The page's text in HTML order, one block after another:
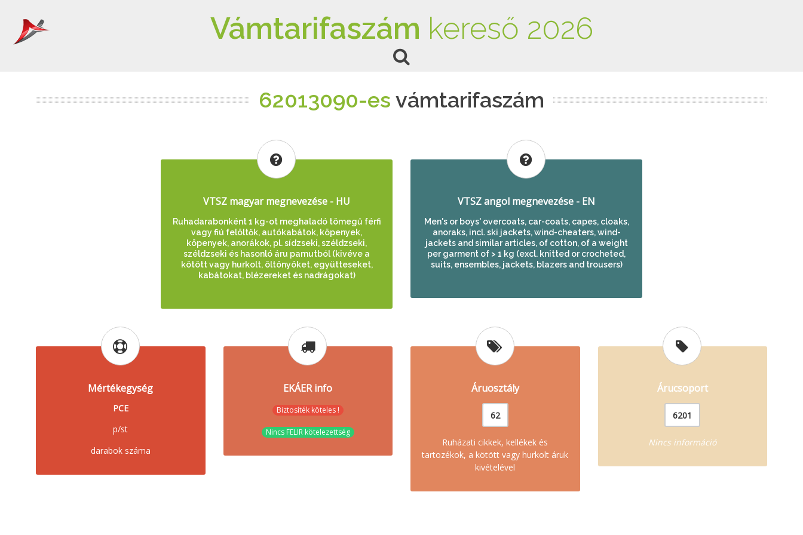
Vámtarifaszám kereső 2026
62013090-es vámtarifaszám
VTSZ magyar megnevezése - HU
Ruhadarabonként 1 kg-ot meghaladó tömegű férfi
vagy fiú felöltők, autókabátok, köpenyek,
köpenyek, anorákok, pl. sídzseki, széldzseki,
széldzseki és hasonló áru pamutból (kivéve a
kötött vagy hurkolt, öltönyöket, együtteseket,
kabátokat, blézereket és nadrágokat)
VTSZ angol megnevezése - EN
Men's or boys' overcoats, car-coats, capes, cloaks,
anoraks, incl. ski jackets, wind-cheaters, wind-
jackets and similar articles, of cotton, of a weight
per garment of > 1 kg (excl. knitted or crocheted,
suits, ensembles, jackets, blazers and trousers)
Mértékegység
PCE
p/st
darabok száma
EKÁER info
Biztosíték köteles !
Nincs FELIR kötelezettség
Áruosztály
62
Ruházati cikkek, kellékek és
tartozékok, a kötött vagy hurkolt áruk
kivételével
Árucsoport
6201
Nincs információ